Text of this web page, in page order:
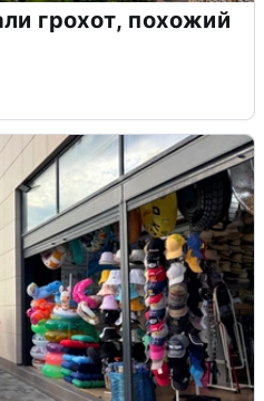
грохот, похожий